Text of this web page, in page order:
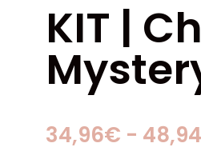
KIT |
34,96€ - 48,94